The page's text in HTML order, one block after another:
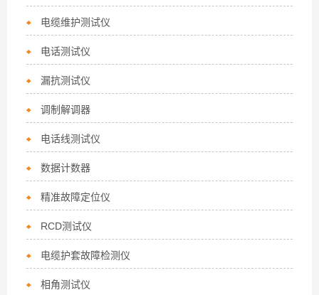
电缆维护测试仪
电话测试仪
漏抗测试仪
调制解调器
电话线测试仪
数据计数器
精准故障定位仪
RCD测试仪
电缆护套故障检测仪
相角测试仪